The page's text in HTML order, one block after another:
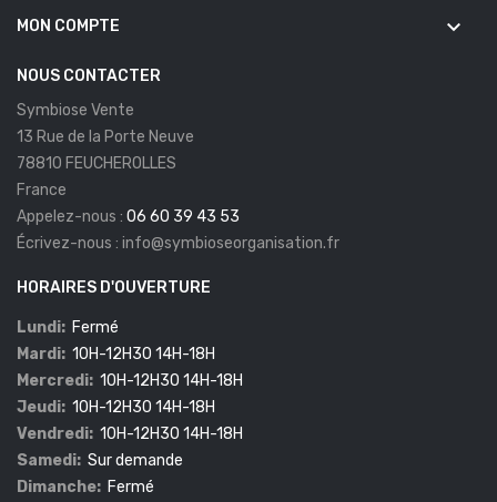
MON COMPTE keyboard_arrow_down
NOUS CONTACTER
Symbiose Vente
13 Rue de la Porte Neuve
78810 FEUCHEROLLES
France
Appelez-nous : 06 60 39 43 53
Écrivez-nous : info@symbioseorganisation.fr
HORAIRES D'OUVERTURE
Lundi: Fermé
Mardi: 10H-12H30 14H-18H
Mercredi: 10H-12H30 14H-18H
Jeudi: 10H-12H30 14H-18H
Vendredi: 10H-12H30 14H-18H
Samedi: Sur demande
Dimanche: Fermé